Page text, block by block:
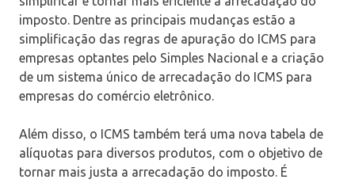
imposto. Dentre as principais mudanças estão a
simplificação das regras de apuração do ICMS para
empresas optantes pelo Simples Nacional e a criação
de um sistema único de arrecadação do ICMS para
empresas do comércio eletrônico.
Além disso, o ICMS também terá uma nova tabela de
alíquotas para diversos produtos, com o objetivo de
tornar mais justa a arrecadação do imposto. É